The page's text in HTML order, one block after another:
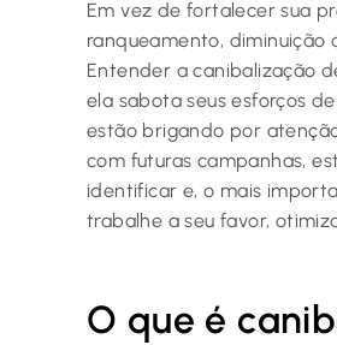
Em vez de fortalecer sua
ranqueamento, diminuição
Entender a canibalização
ela sabota seus esforços
estão brigando por
com futuras campanhas,
identificar e, o mais
trabalhe a seu favor,
O que é